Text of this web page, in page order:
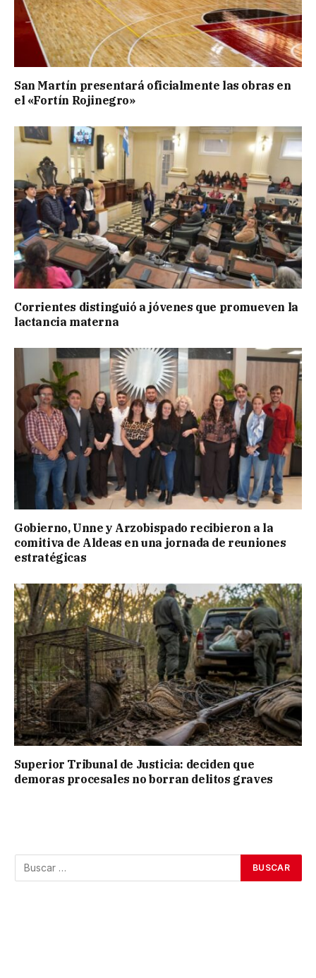
San Martín presentará oficialmente las obras en
el «Fortín Rojinegro»
Corrientes distinguió a jóvenes que promueven la
lactancia materna
Gobierno, Unne y Arzobispado recibieron a la
comitiva de Aldeas en una jornada de reuniones
estratégicas
Superior Tribunal de Justicia: deciden que
demoras procesales no borran delitos graves